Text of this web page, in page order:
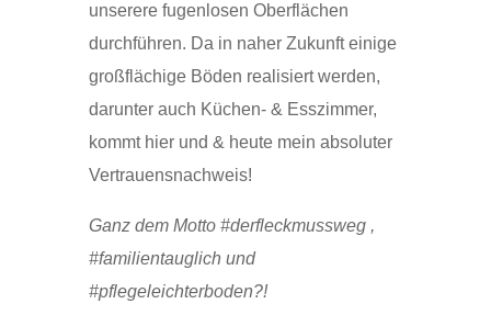
unserere fugenlosen Oberflächen
durchführen. Da in naher Zukunft einige
großflächige Böden realisiert werden,
darunter auch Küchen- & Esszimmer,
kommt hier und & heute mein absoluter
Vertrauensnachweis!
Ganz dem Motto #derfleckmussweg ,
#familientauglich und
#pflegeleichterboden?!